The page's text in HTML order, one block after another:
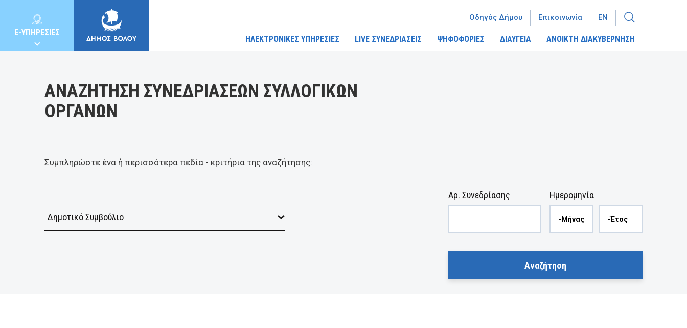
E-ΥΠΗΡΕΣΙΕΣ
ΕΠΙΧΕΙΡΗΣΕΙΣ
ΗΛΕΚΤΡΟΝΙΚΕΣ ΥΠΗΡΕΣΙΕΣ LIVE ΣΥΝΕΔΡΙΑΣΕΙΣ ΨΗΦΟΦΟΡΙΕΣ ΔΙΑΥΓΕΙΑ ΑΝΟΙΚΤΗ ΔΙΑΚΥΒΕΡΝΗΣΗ
Οδηγός Δήμου Επικοινωνία EN
ΑΝΑΖΗΤΗΣΗ ΣΥΝΕΔΡΙΑΣΕΩΝ ΣΥΛΛΟΓΙΚΩΝ
ΟΡΓΑΝΩΝ
Συμπληρώστε ένα ή περισσότερα πεδία - κριτήρια της αναζήτησης:
Ημερομηνία
Αρ. Συνεδρίασης